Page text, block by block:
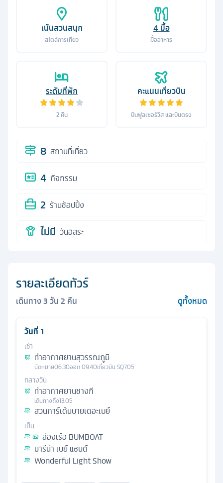
เน้นสวนสนุก
สไตล์การเที่ยว
4 มื้อ
มื้ออาหาร
ระดับที่พัก
2คืน
คะแนนเที่ยวบิน
บินฟูลเซอร์วิส และบินตรง
8 สถานที่เที่ยว
4 กิจกรรม
2 ร้านช้อปปิ้ง
ไม่มี วันอิสระ
รายละเอียดทัวร์
เดินทาง3วัน2 คืน ดูทั้งหมด
วันที่ 1
เช้า
ท่าอากาศยานสุวรรณภูมิ
นัดหมาย06.30ออก09.40เที่ยวบิน SQ705
กลางวัน
ท่าอากาศยานชางกี
เดินทางถึง13.05
สวนการ์เด้นบายเดอะเบย์
เย็น
ล่องเรือ BUMBOAT
มารีน่า เบย์ แซนด์
Wonderful Light Show